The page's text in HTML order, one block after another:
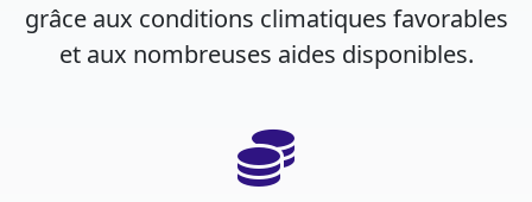
grâce aux conditions climatiques favorables
et aux nombreuses aides disponibles.